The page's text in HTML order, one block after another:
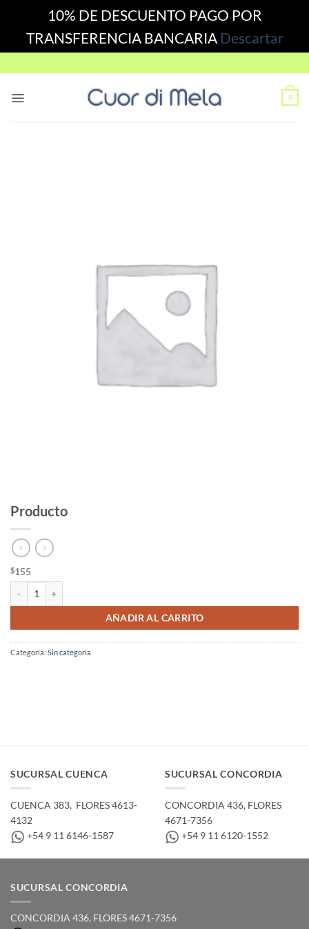
10% DE DESCUENTO PAGO POR
TRANSFERENCIA BANCARIA Descartar
to
0
Producto
$155
AÑADIR AL CARRITO
Categoría: Sin categoría
SUCURSAL CUENCA
CUENCA 383, ­ FLORES 4613-
4132
+54 9 11 6146-1587
SUCURSAL CONCORDIA
CONCORDIA 436,­ FLORES
4671-7356
+54 9 11 6120-1552
SUCURSAL CONCORDIA
CONCORDIA 436,­ FLORES 4671-7356